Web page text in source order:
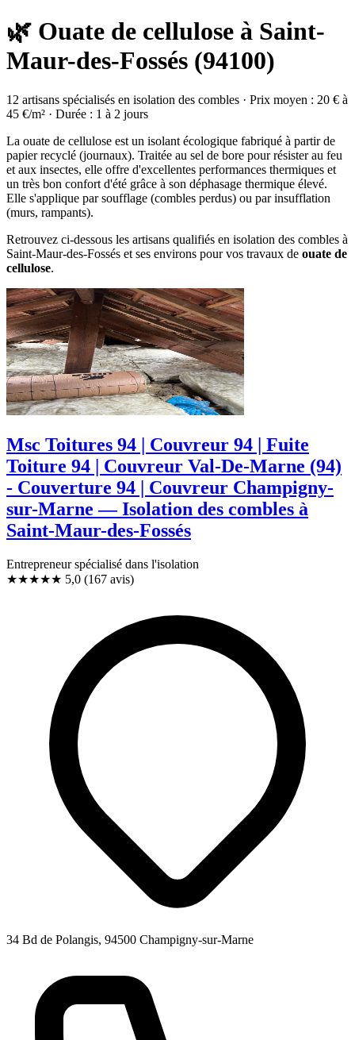
🌿 Ouate de cellulose à Saint-
Maur-des-Fossés (94100)
12 artisans spécialisés en isolation des combles · Prix moyen : 20 € à
45 €/m² · Durée : 1 à 2 jours
La ouate de cellulose est un isolant écologique fabriqué à partir de
papier recyclé (journaux). Traitée au sel de bore pour résister au feu
et aux insectes, elle offre d'excellentes performances thermiques et
un très bon confort d'été grâce à son déphasage thermique élevé.
Elle s'applique par soufflage (combles perdus) ou par insufflation
(murs, rampants).
Retrouvez ci-dessous les artisans qualifiés en isolation des combles à
Saint-Maur-des-Fossés et ses environs pour vos travaux de ouate de
cellulose.
Msc Toitures 94 | Couvreur 94 | Fuite
Toiture 94 | Couvreur Val-De-Marne (94)
- Couverture 94 | Couvreur Champigny-
sur-Marne — Isolation des combles à
Saint-Maur-des-Fossés
Entrepreneur spécialisé dans l'isolation
★★★★★ 5,0 (167 avis)
34 Bd de Polangis, 94500 Champigny-sur-Marne